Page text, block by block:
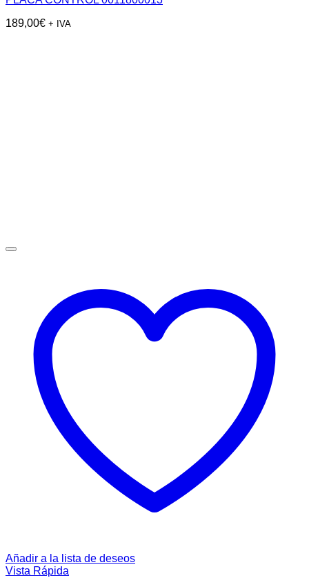
189,00€ + IVA
Añadir a la lista de deseos
Vista Rápida